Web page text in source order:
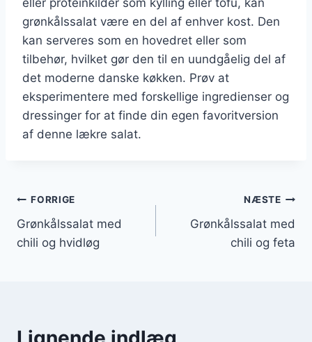
grønkålssalat være en del af enhver kost. Den
kan serveres som en hovedret eller som
tilbehør, hvilket gør den til en uundgåelig del af
det moderne danske køkken. Prøv at
eksperimentere med forskellige ingredienser og
dressinger for at finde din egen favoritversion
af denne lækre salat.
Indlægsnavigation
FORRIGE
Grønkålssalat med
chili og hvidløg
NÆSTE
Grønkålssalat med
chili og feta